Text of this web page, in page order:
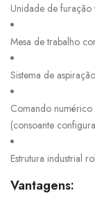
Unidade de
Mesa de trabalho
Sistema de
Comando numérico
(consoante
Estrutura industrial
Vantagens: